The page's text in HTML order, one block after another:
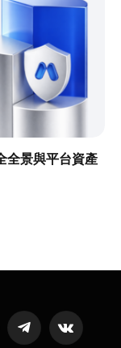
全景與平台資產
TelegramVKontakte